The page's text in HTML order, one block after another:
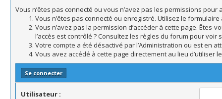
Vous n’êtes pas connecté ou vous n’avez pas les permissions
Vous n’êtes pas connecté ou enregistré. Utilisez le
Vous n’avez pas la permission d’accéder à cette page. Êtes-
l’accès est contrôlé ? Consultez les règles du forum pour
Votre compte a été désactivé par l’Administration ou est en
Vous avez accédé à cette page directement au lieu d’utiliser
Se connecter
Utilisateur :